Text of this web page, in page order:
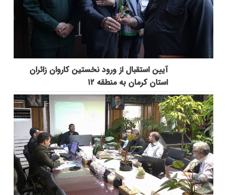
آیین استقبال از ورود نخستین کاروان زائران
استان کرمان به منطقه ۱۲